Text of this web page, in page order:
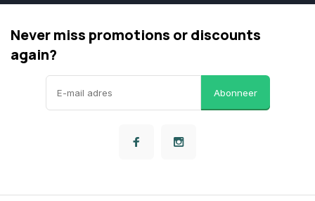
Never miss promotions or discounts
again?
Abonneer